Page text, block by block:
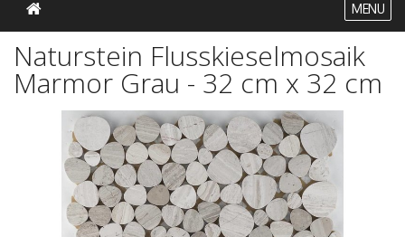
MENU
Naturstein Flusskieselmosaik
Marmor Grau - 32 cm x 32 cm